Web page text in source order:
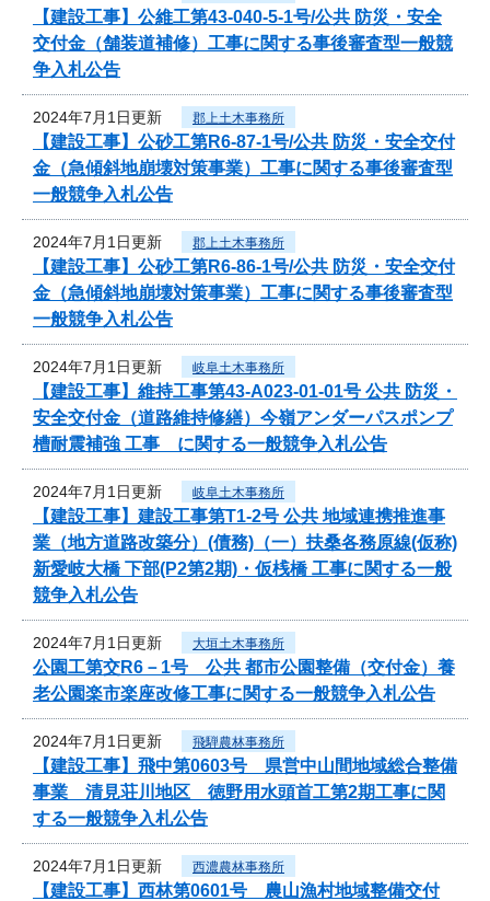
【建設工事】公維工第43-040-5-1号/公共 防災・安全
交付金（舗装道補修）工事に関する事後審査型一般競
争入札公告
2024年7月1日更新 郡上土木事務所
【建設工事】公砂工第R6-87-1号/公共 防災・安全交付
金（急傾斜地崩壊対策事業）工事に関する事後審査型
一般競争入札公告
2024年7月1日更新 郡上土木事務所
【建設工事】公砂工第R6-86-1号/公共 防災・安全交付
金（急傾斜地崩壊対策事業）工事に関する事後審査型
一般競争入札公告
2024年7月1日更新 岐阜土木事務所
【建設工事】維持工事第43-A023-01-01号 公共 防災・
安全交付金（道路維持修繕）今嶺アンダーパスポンプ
槽耐震補強 工事 に関する一般競争入札公告
2024年7月1日更新 岐阜土木事務所
【建設工事】建設工事第T1-2号 公共 地域連携推進事
業（地方道路改築分）(債務)（一）扶桑各務原線(仮称)
新愛岐大橋 下部(P2第2期)・仮桟橋 工事に関する一般
競争入札公告
2024年7月1日更新 大垣土木事務所
公園工第交R6－1号 公共 都市公園整備（交付金）養
老公園楽市楽座改修工事に関する一般競争入札公告
2024年7月1日更新 飛騨農林事務所
【建設工事】飛中第0603号 県営中山間地域総合整備
事業 清見荘川地区 徳野用水頭首工第2期工事に関
する一般競争入札公告
2024年7月1日更新 西濃農林事務所
【建設工事】西林第0601号 農山漁村地域整備交付